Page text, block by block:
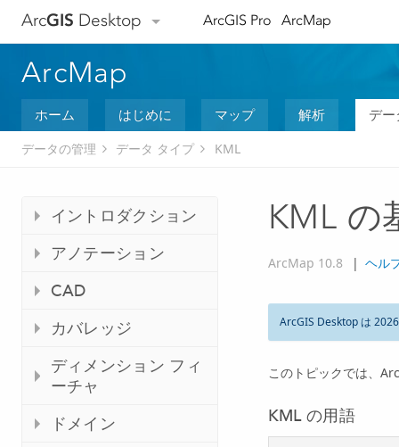
ArcGIS Desktop ArcGIS Pro ArcMap
ArcMap
ホーム はじめに マップ 解析 デ
データの管理 データ タイプ KML
イントロダクション
アノテーション
CAD
カバレッジ
ディメンション フィ
ーチャ
ドメイン
KML の
ArcMap 10.8 | ヘル
ArcGIS Desktop は
このトピックでは、
KML の用語